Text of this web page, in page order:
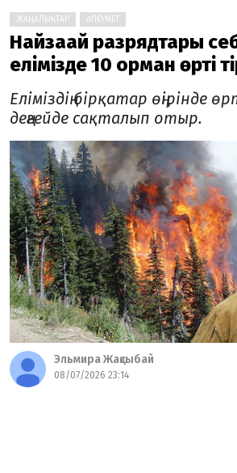
ЖАҢАЛЫҚТАР ӘЛЕУМЕТ
Найзағай разрядтары
елімізде 10 орман өрті
Еліміздің бірқатар өңірінде
деңгейде сақталып отыр.
Эльмира Жақсыбай
08/07/2026 23:14